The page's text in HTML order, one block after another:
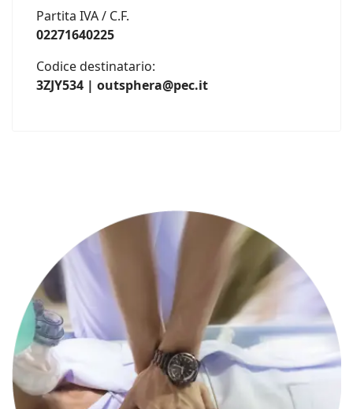
Partita IVA / C.F.
02271640225
Codice destinatario:
3ZJY534 | outsphera@pec.it